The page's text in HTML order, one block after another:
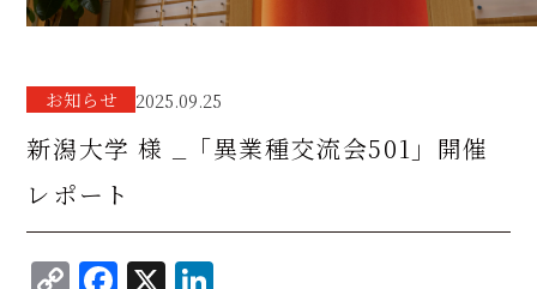
お知らせ 2025.09.25
新潟大学 様 _「異業種交流会501」開催
レポート